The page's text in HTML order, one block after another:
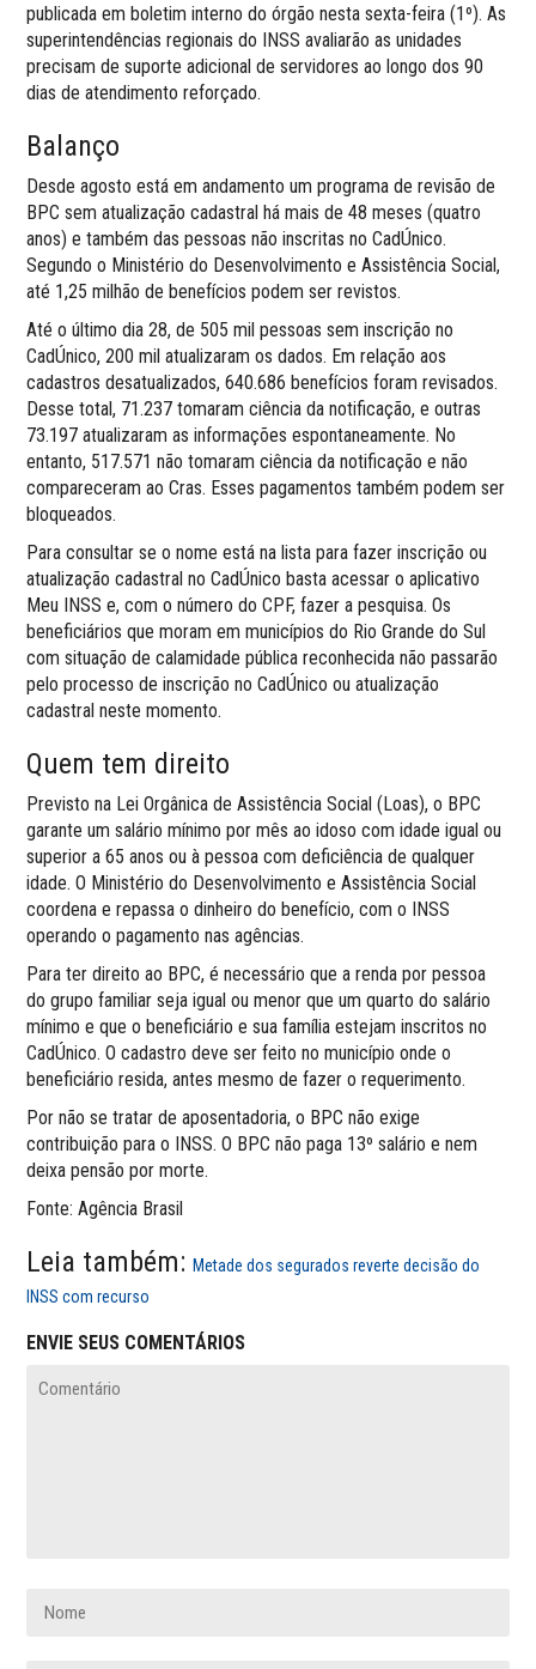
publicada em boletim interno do órgão nesta sexta-feira (1º). As
superintendências regionais do INSS avaliarão as unidades
precisam de suporte adicional de servidores ao longo dos 90
dias de atendimento reforçado.
Balanço
Desde agosto está em andamento um programa de revisão de
BPC sem atualização cadastral há mais de 48 meses (quatro
anos) e também das pessoas não inscritas no CadÚnico.
Segundo o Ministério do Desenvolvimento e Assistência Social,
até 1,25 milhão de benefícios podem ser revistos.
Até o último dia 28, de 505 mil pessoas sem inscrição no
CadÚnico, 200 mil atualizaram os dados. Em relação aos
cadastros desatualizados, 640.686 benefícios foram revisados.
Desse total, 71.237 tomaram ciência da notificação, e outras
73.197 atualizaram as informações espontaneamente. No
entanto, 517.571 não tomaram ciência da notificação e não
compareceram ao Cras. Esses pagamentos também podem ser
bloqueados.
Para consultar se o nome está na lista para fazer inscrição ou
atualização cadastral no CadÚnico basta acessar o aplicativo
Meu INSS e, com o número do CPF, fazer a pesquisa. Os
beneficiários que moram em municípios do Rio Grande do Sul
com situação de calamidade pública reconhecida não passarão
pelo processo de inscrição no CadÚnico ou atualização
cadastral neste momento.
Quem tem direito
Previsto na Lei Orgânica de Assistência Social (Loas), o BPC
garante um salário mínimo por mês ao idoso com idade igual ou
superior a 65 anos ou à pessoa com deficiência de qualquer
idade. O Ministério do Desenvolvimento e Assistência Social
coordena e repassa o dinheiro do benefício, com o INSS
operando o pagamento nas agências.
Para ter direito ao BPC, é necessário que a renda por pessoa
do grupo familiar seja igual ou menor que um quarto do salário
mínimo e que o beneficiário e sua família estejam inscritos no
CadÚnico. O cadastro deve ser feito no município onde o
beneficiário resida, antes mesmo de fazer o requerimento.
Por não se tratar de aposentadoria, o BPC não exige
contribuição para o INSS. O BPC não paga 13º salário e nem
deixa pensão por morte.
Fonte: Agência Brasil
Leia também:Metade dos segurados reverte decisão do
INSS com recurso
ENVIE SEUS COMENTÁRIOS